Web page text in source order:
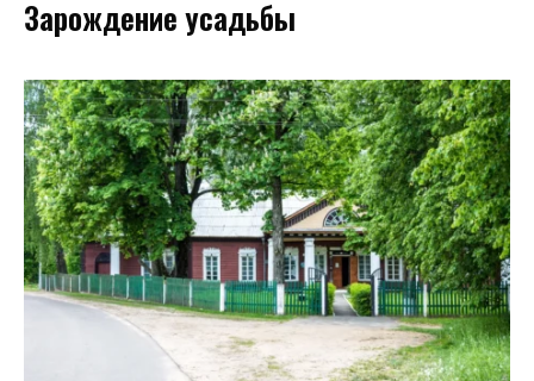
Зарождение усадьбы